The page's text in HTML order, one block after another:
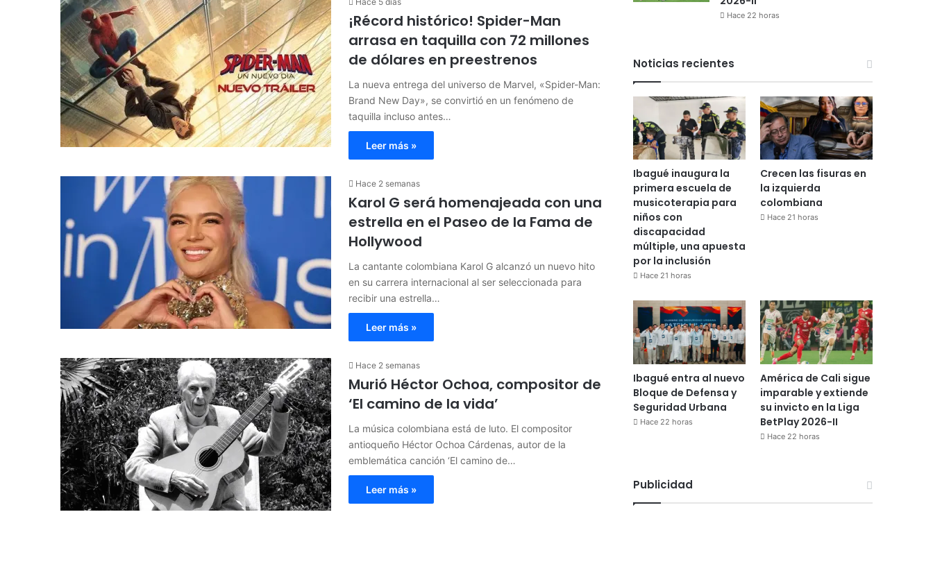
¡Récord histórico! Spider-Man
arrasa en taquilla con 72 millones
de dólares en preestrenos
La nueva entrega del universo de Marvel, «Spider-Man:
Brand New Day», se convirtió en un fenómeno de
taquilla incluso antes…
Leer más »
Hace 2 semanas
Karol G será homenajeada con una
estrella en el Paseo de la Fama de
Hollywood
La cantante colombiana Karol G alcanzó un nuevo hito
en su carrera internacional al ser seleccionada para
recibir una estrella…
Leer más »
Hace 2 semanas
Murió Héctor Ochoa, compositor de
‘El camino de la vida’
La música colombiana está de luto. El compositor
antioqueño Héctor Ochoa Cárdenas, autor de la
emblemática canción ‘El camino de…
Leer más »
Hace 22 horas
Noticias recientes
Ibagué inaugura la
primera escuela de
musicoterapia para
niños con
discapacidad
múltiple, una apuesta
por la inclusión
Hace 21 horas
Crecen las fisuras en
la izquierda
colombiana
Hace 21 horas
Ibagué entra al nuevo
Bloque de Defensa y
Seguridad Urbana
Hace 22 horas
América de Cali sigue
imparable y extiende
su invicto en la Liga
BetPlay 2026-II
Hace 22 horas
Publicidad